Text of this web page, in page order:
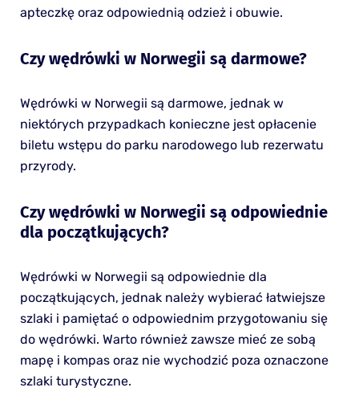
apteczkę oraz odpowiednią odzież i obuwie.
Czy wędrówki w Norwegii są darmowe?
Wędrówki w Norwegii są darmowe, jednak w
niektórych przypadkach konieczne jest opłacenie
biletu wstępu do parku narodowego lub rezerwatu
przyrody.
Czy wędrówki w Norwegii są odpowiednie
dla początkujących?
Wędrówki w Norwegii są odpowiednie dla
początkujących, jednak należy wybierać łatwiejsze
szlaki i pamiętać o odpowiednim przygotowaniu się
do wędrówki. Warto również zawsze mieć ze sobą
mapę i kompas oraz nie wychodzić poza oznaczone
szlaki turystyczne.